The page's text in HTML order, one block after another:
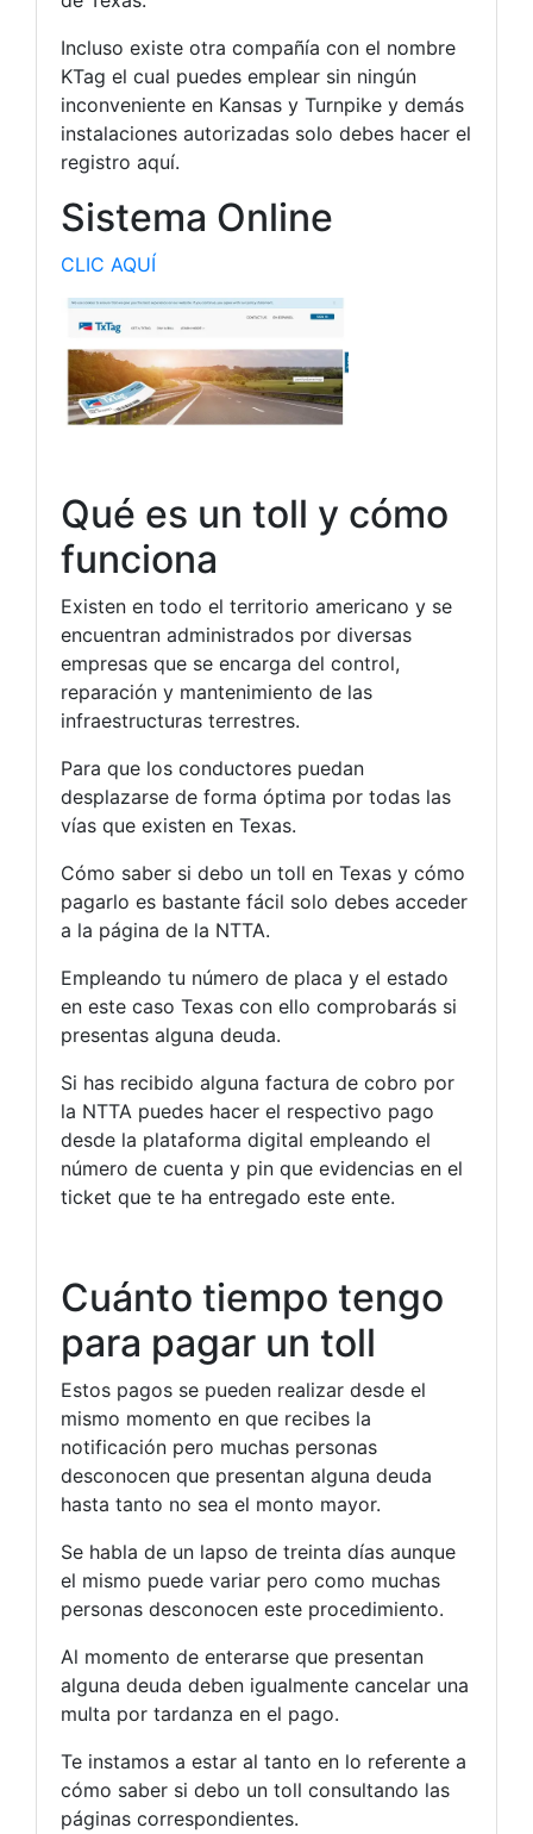
Incluso existe otra compañía con el nombre
KTag el cual puedes emplear sin ningún
inconveniente en Kansas y Turnpike y demás
instalaciones autorizadas solo debes hacer el
registro aquí.
Sistema Online
CLIC AQUÍ
Qué es un toll y cómo
funciona
Existen en todo el territorio americano y se
encuentran administrados por diversas
empresas que se encarga del control,
reparación y mantenimiento de las
infraestructuras terrestres.
Para que los conductores puedan
desplazarse de forma óptima por todas las
vías que existen en Texas.
Cómo saber si debo un toll en Texas y cómo
pagarlo es bastante fácil solo debes acceder
a la página de la NTTA.
Empleando tu número de placa y el estado
en este caso Texas con ello comprobarás si
presentas alguna deuda.
Si has recibido alguna factura de cobro por
la NTTA puedes hacer el respectivo pago
desde la plataforma digital empleando el
número de cuenta y pin que evidencias en el
ticket que te ha entregado este ente.
Cuánto tiempo tengo
para pagar un toll
Estos pagos se pueden realizar desde el
mismo momento en que recibes la
notificación pero muchas personas
desconocen que presentan alguna deuda
hasta tanto no sea el monto mayor.
Se habla de un lapso de treinta días aunque
el mismo puede variar pero como muchas
personas desconocen este procedimiento.
Al momento de enterarse que presentan
alguna deuda deben igualmente cancelar una
multa por tardanza en el pago.
Te instamos a estar al tanto en lo referente a
cómo saber si debo un toll consultando las
páginas correspondientes.